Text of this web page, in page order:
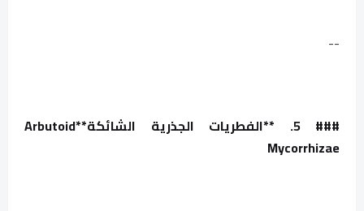
--
### 5. **الفطريات الجذرية الشائكة**
Arbutoid
Mycorrhizae